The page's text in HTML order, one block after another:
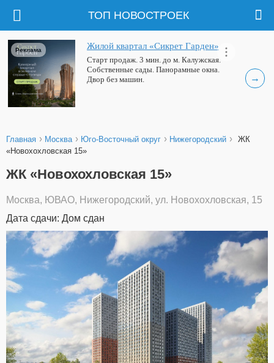
ТОП НОВОСТРОЕК
→
Жилой квартал «Сикрет Гарден»
Старт продаж. 3 мин. до м. Калужская.
Собственные сады. Панорамные окна.
Двор без машин.
Реклама
Главная › Москва › Юго-Восточный округ › Нижегородский › ЖК
«Новохохловская 15»
ЖК «Новохохловская 15»
Москва, ЮВАО, Нижегородский, ул. Новохохловская, 15
Дата сдачи: Дом сдан